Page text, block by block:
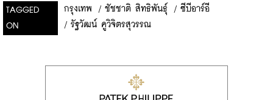
TAGGED
ON
กรุงเทพ / ชัชชาติ สิทธิพันธุ์ / ซีบีอาร์อี
/ รัฐวัฒน์ คูวิจิตรสุวรรณ